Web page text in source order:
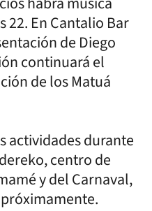
22. En Cantalio Bar
de Diego
continuará el
de los Matuá
actividades durante
centro de
y del Carnaval,